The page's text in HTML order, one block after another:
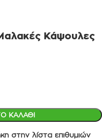
Κάψουλες
ΚΑΛΆΘΙ
στην λίστα επιθυμιών